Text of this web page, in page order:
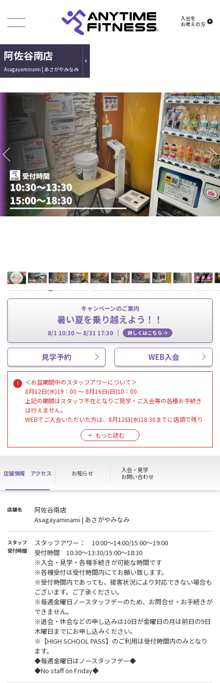
入会を
お考えの方
阿佐谷南店
Asagayaminami | あさがやみなみ
キャンペーンのご案内
暑い夏を乗り越えよう！！
8/1 10:30 ～ 8/31 17:30 詳しくはこちら
見学予約 WEB入会
＜お盆期間中のスタッフアワーについて＞
8月12日(水)19：00 ～ 8月16日(日)10：00
上記の期間はスタッフ不在となりご見学・ご入会等の各種お手続き
は行えません。
WEBでご入会いただいた方は、8月12日(水)18:30までに店頭で残り
完了させていただきますようお願いいたします。
お手続き開始は 8月16日(日)10：30からとなります。
※ 施設は通常通りご利用いただけます。
※ WEB入会の方は店頭でのお手続き完了後、施設をご利用いただけ
※『HIGH SCHOOL PASS』の方は上記の期間ご利用いただけませ
ん。
【見学・入会をご希望のお客様へ】
見学・入会をご希望のお客様はホームページ又はお電話にてご予約
をお願い致します。
※当日予約はお電話にてお願いします。
★見学や入会手続きは「予約必須」となります
★当日ご予約時間から5分以上経過してもご来店・ご連絡がない場
合、キャンセル扱いとさせていただきます。
★毎週金曜日と毎日13：30～15：00は受付時間外となりますのでご
注意ください。
★事前にWEB入会された場合であっても当日の手続きをお断りさせ
ていただく場合もございます。その際の日割り料金の返金などの対
処は一切できかねますので、予めご了承ください。
店舗情報 アクセス お知らせ
入会・見学
お問い合わせ
店舗名
阿佐谷南店
Asagayaminami | あさがやみなみ
スタッフ
受付時間
スタッフアワー： 10:00～14:00/15:00～19:00
受付時間 10:30～13:30/15:00～18:30
※入会・見学・各種手続きが可能な時間です
※各種受付は受付時間内にてお願い致します。
※受付時間内であっても、接客状況により対応できない場合も
ございます。ご了承ください。
※毎週金曜日ノースタッフデーのため、お問合せ・お手続きが
できません。
※退会・休会などの申し込みは10日が金曜日の月は前日の9日
木曜日までにお申し込みください。
※【HIGH SCHOOL PASS】のご利用は受付時間内のみとなり
ます。
◆毎週金曜日はノースタッフデー◆
◆No staff on Friday◆